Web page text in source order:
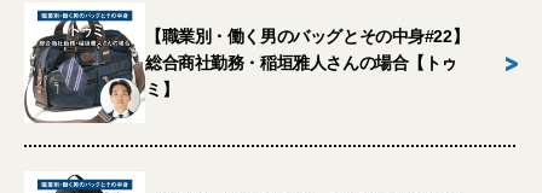
【職業別・働く男のバッグとその中身#22】
総合商社勤務・稲垣雅人さんの場合【トゥ
ミ】
>